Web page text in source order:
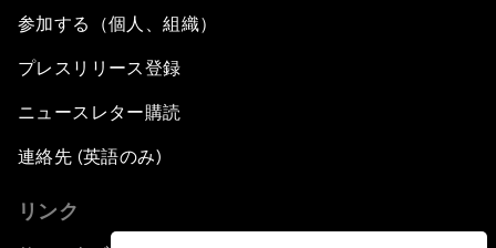
参加する（個人、組織）
プレスリリース登録
ニュースレター購読
連絡先 (英語のみ)
リンク